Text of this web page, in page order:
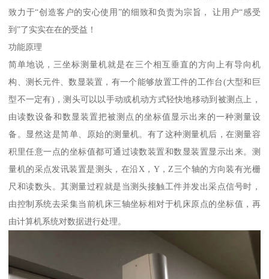
致力于“创造客户的安心使用”的细致和负责为宗旨， 让用户“感受
到”了实实在在的受益！
功能原理
简单地说，三坐标测量机就是在三个相互垂直的方向上有导向机
构、测长元件、数显装置，有一个能够放置工件的工作台(大型和巨
型不一定有)，测头可以以手动或机动方式轻快地移动到被测点上，
由读数设备和数显装置把被测点的坐标值显示出来的一种测量设
备。显然这是简单、原始的测量机。有了这种测量机后，在测量容
积里任意一点的坐标值都可通过读数装置和数显装置显示出来。测
量机的采点发讯装置是测头，在沿X，Y，Z三个轴的方向装有光栅
尺和读数头。其测量过程就是当测头接触工件并发出采点信号时，
由控制系统去采集当前机床三轴坐标相对于机床原点的坐标值，再
由计算机系统对数据进行处理。